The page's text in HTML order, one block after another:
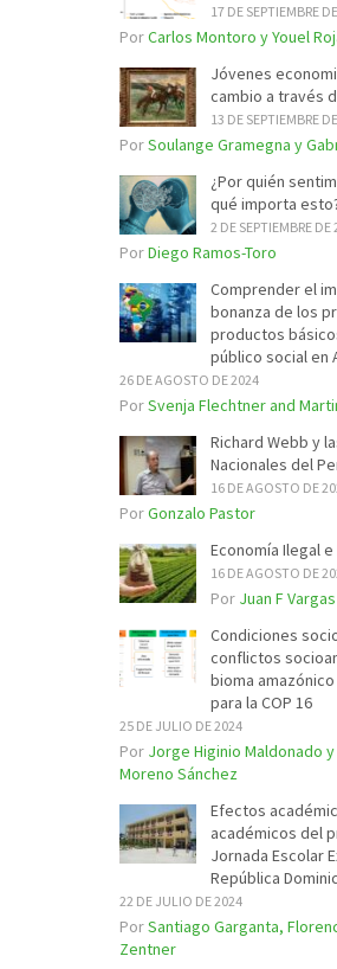
17 DE SEPTIEMBRE
PorCarlos Montoro y Youel
Jóvenes
cambio a través
13 DE SEPTIEMBRE
PorSoulange Gramegna y
¿Por quién
qué importa
2 DE SEPTIEMBRE DE
PorDiego Ramos-Toro
Comprender el
bonanza de los
productos
público social en
26 DE AGOSTO DE 2024
PorSvenja Flechtner and
Richard Webb y
Nacionales del
16 DE AGOSTO DE
PorGonzalo Pastor
Economía Ilegal
16 DE AGOSTO DE
Por Juan F Vargas
Condiciones
conflictos
bioma
para la COP 16
25 DE JULIO DE 2024
Por Jorge Higinio Maldonado
Moreno Sánchez
Efectos
académicos del
Jornada Escolar
República
22 DE JULIO DE 2024
PorSantiago Garganta,
Zentner